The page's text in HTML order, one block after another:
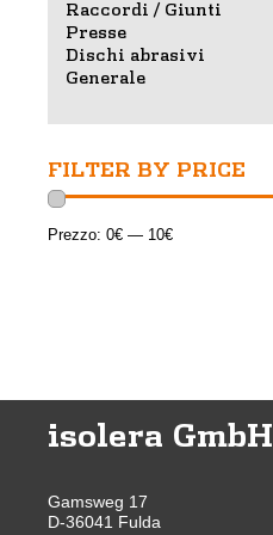
Raccordi / Giunti
Presse
Dischi abrasivi
Generale
FILTER BY PRICE
Prezzo
Prezzo
Prezzo: 0€ — 10€
isolera GmbH
Gamsweg 17
D-36041 Fulda